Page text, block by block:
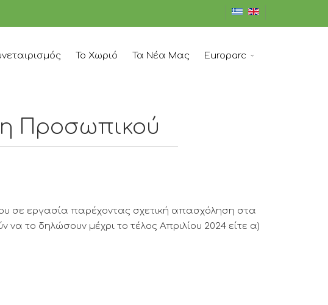
Το Χωριό Τα Νέα Μας Europarc
Προσωπικού
σε εργασία παρέχοντας σχετική απασχόληση στα
το δηλώσουν μέχρι το τέλος Απριλίου 2024 είτε α)